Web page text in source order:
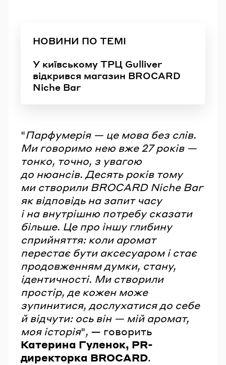
НОВИНИ ПО ТЕМІ
У київському ТРЦ Gulliver
відкрився магазин BROCARD
Niche Bar
"Парфумерія — це мова без слів.
Ми говоримо нею вже 27 років —
тонко, точно, з увагою
до нюансів. Десять років тому
ми створили BROCARD Niche Bar
як відповідь на запит часу
і на внутрішню потребу сказати
більше. Це про іншу глибину
сприйняття: коли аромат
перестає бути аксесуаром і стає
продовженням думки, стану,
ідентичності. Ми створили
простір, де кожен може
зупинитися, дослухатися до себе
й відчути: ось він — мій аромат,
моя історія", — говорить
Катерина Гуленок, PR-
директорка BROCARD.